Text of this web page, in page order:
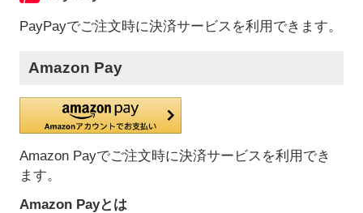
PayPayでご注文時に決済サービスを利用できます。
Amazon Pay
Amazon Payでご注文時に決済サービスを利用でき
ます。
Amazon Payとは